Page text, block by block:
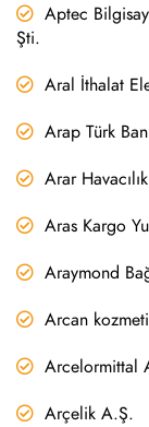
Aptec
Şti.
Aral İthalat
Arap Türk
Arar
Aras Kargo
Araymond
Arcan
Arcelormittal
Arçelik A.Ş.